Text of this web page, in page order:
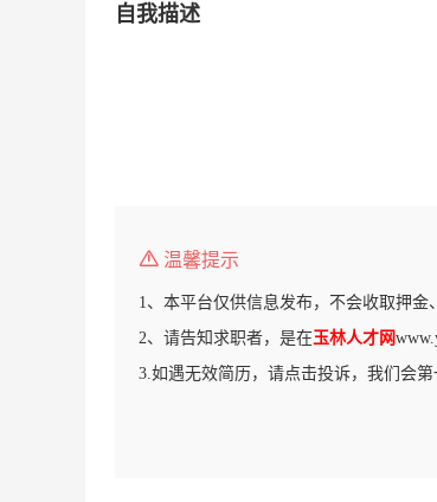
自我描述
温馨提示
1、本平台仅供信息发布，不会收取押金
2、请告知求职者，是在玉林人才网
3.如遇无效简历，请点击投诉，我们会第